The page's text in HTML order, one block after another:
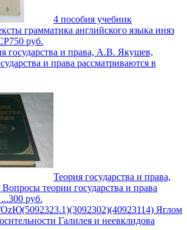
4 пособия учебник
грамматика английского языка иняз
750 руб.
государства и права, А.В. Якушев,
и права рассматриваются в
Теория государства и права,
теории государства и права
300 руб.
Яглом
Галилея и неевклидова